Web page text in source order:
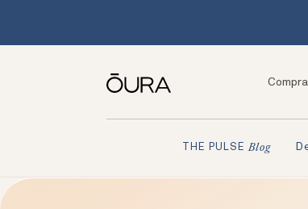
THE PULSE Blog